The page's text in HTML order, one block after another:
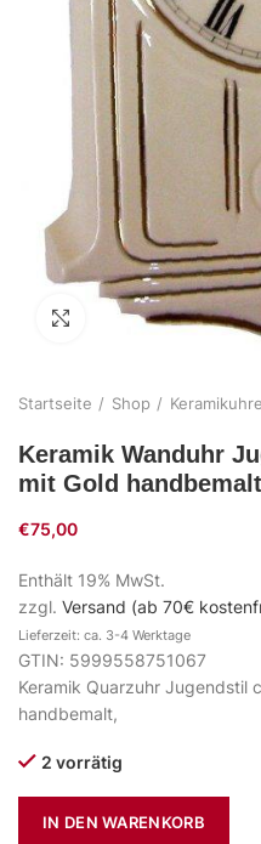
Zum Vergrößern klicken
Startseite Shop
Keramik Wanduhr
mit Gold
€75,00
Enthält 19% MwSt.
zzgl. Versand (ab 70€
Lieferzeit: ca. 3-4 Werktage
GTIN: 5999558751067
Keramik Quarzuhr Jugendstil
handbemalt,
2 vorrätig
IN DEN WARENKORB